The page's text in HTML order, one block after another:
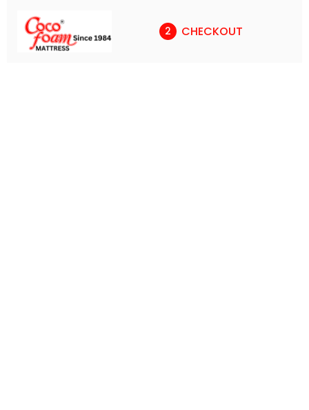
CHECKOUT